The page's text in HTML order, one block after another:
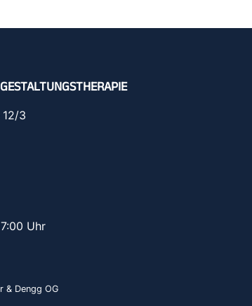
3
Uhr
& Dengg OG